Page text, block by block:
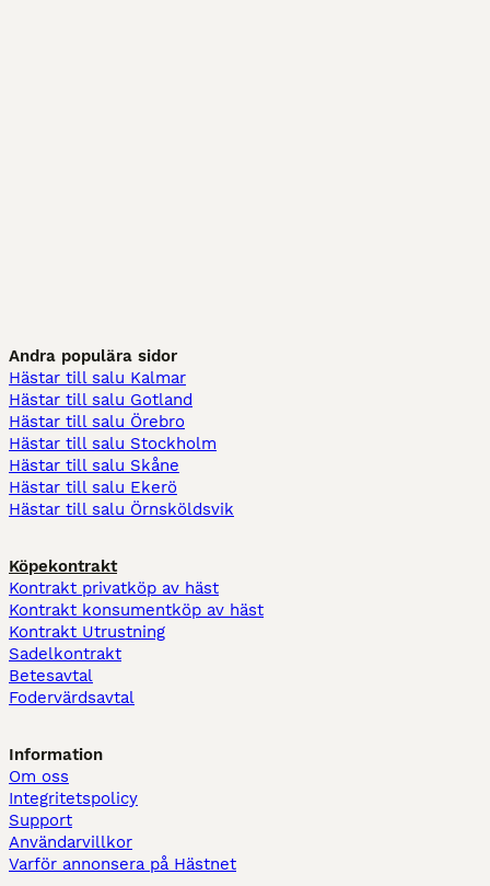
Andra populära sidor
Hästar till salu Kalmar
Hästar till salu Gotland
Hästar till salu Örebro
Hästar till salu Stockholm
Hästar till salu Skåne
Hästar till salu Ekerö
Hästar till salu Örnsköldsvik
Köpekontrakt
Kontrakt privatköp av häst
Kontrakt konsumentköp av häst
Kontrakt Utrustning
Sadelkontrakt
Betesavtal
Fodervärdsavtal
Information
Om oss
Integritetspolicy
Support
Användarvillkor
Varför annonsera på Hästnet